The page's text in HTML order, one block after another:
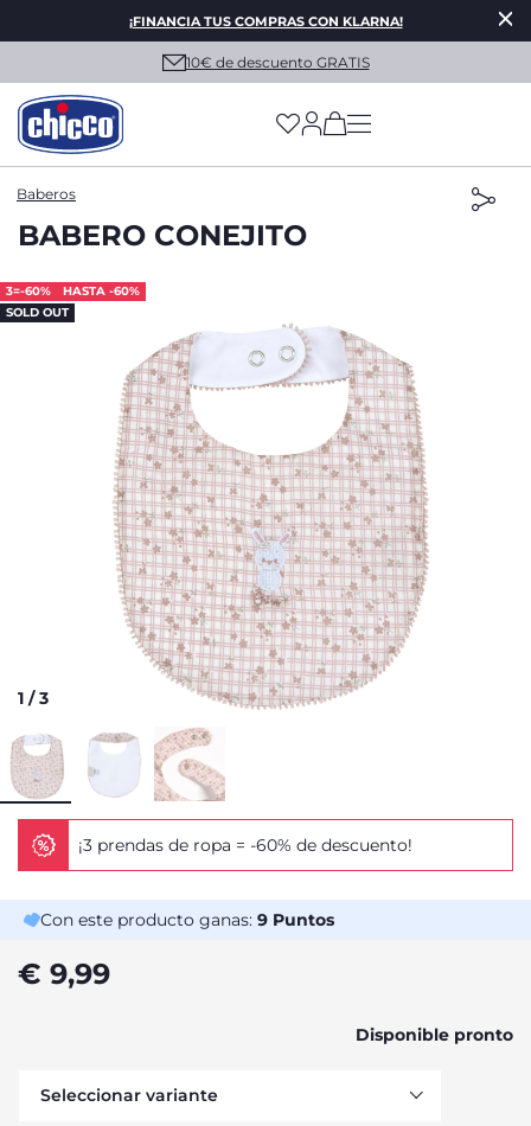
¡FINANCIA TUS COMPRAS CON KLARNA!
10€ de descuento GRATIS
(has more options
Baberos
BABERO CONEJITO
3=-60%
HASTA -60%
SOLD OUT
1 /3
¡3 prendas de ropa = -60% de descuento!
Con este producto ganas: 9 Puntos
€ 9,99
Disponible pronto
Seleccionar variante